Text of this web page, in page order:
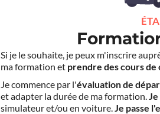
Si je le souhaite, je peux m'inscrire
ma formation et prendre des cours de
Je commence par l'évaluation de
et adapter la durée de ma formation.
simulateur et/ou en voiture.Je passe